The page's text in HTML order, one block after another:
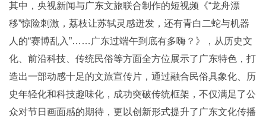
其中，央视新闻与广东文旅联合制作的短视频《“龙舟漂
移”惊险刺激，荔枝让苏轼灵感迸发，还有青白二蛇与机器
人的“赛博乱入”……广东过端午到底有多嗨？》，从历史文
化、前沿科技、传统民俗等方面全方位展示了广东特色，打
造出一部动感十足的文旅宣传片，通过融合民俗具象化、历
史年轻化和科技趣味化，成功突破传统框架，不仅满足了公
众对节日画面感的期待，更以创新形式提升了广东文化传播